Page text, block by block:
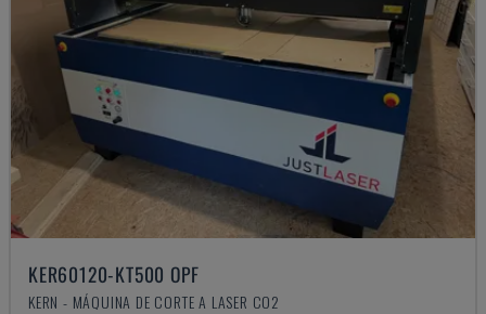
KER60120-KT500 OPF
KERN - MÁQUINA DE CORTE A LASER CO2